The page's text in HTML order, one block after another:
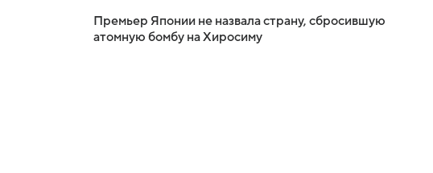
Премьер Японии не назвала страну, сбросившую
атомную бомбу на Хиросиму